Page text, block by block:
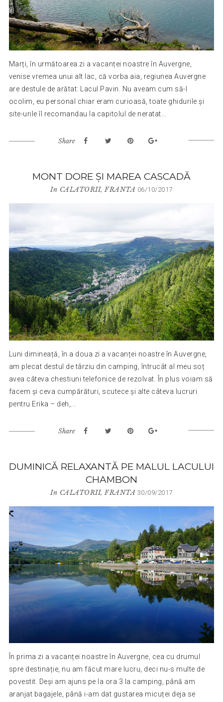
Marți, în următoarea zi a vacanței noastre în Auvergne,
venise vremea unui alt lac, că vorba aia, regiunea Auvergne
are destule de arătat: Lacul Pavin. Nu aveam cum să-l
ocolim, eu personal chiar eram curioasă, toate ghidurile și
site-urile îl recomandau la capitolul de neratat...
Share
MONT DORE ȘI MAREA CASCADĂ
In CALATORII,FRANTA 06/10/2017
Luni dimineață, în a doua zi a vacanței noastre în Auvergne,
am plecat destul de târziu din camping, întrucât al meu soț
avea câteva chestiuni telefonice de rezolvat. În plus voiam să
facem și ceva cumpărături, scutece și alte câteva lucruri
pentru Erika – deh,...
Share
DUMINICĂ RELAXANTĂ PE MALUL LACULUI
CHAMBON
In CALATORII,FRANTA 30/09/2017
În prima zi a vacanței noastre în Auvergne, cea cu drumul
spre destinație, nu am făcut mare lucru, deci nu-s multe de
povestit. Deși am ajuns pe la ora 3 la camping, până am
aranjat bagajele, până i-am dat gustarea micuței deja se